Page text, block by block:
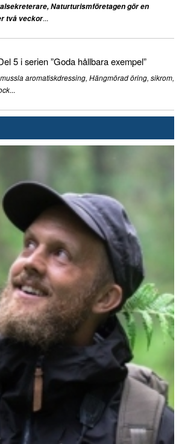
Naturturismföretagen gör en
två veckor...
5 i serien ”Goda hållbara exempel”
aromatiskdressing, Hängmörad öring, sikrom,
...